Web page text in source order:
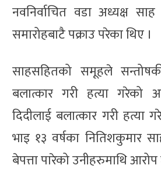
नवनिर्वाचित वडा अध्यक्ष
समारोहबाटै पक्राउ परेका थिए ।
साहसहितको समूहले
बलात्कार गरी हत्या
दिदीलाई बलात्कार गरी
भाइ १३ वर्षका नितिशकुमार
बेपत्ता पारेको उनीहरुमाथि